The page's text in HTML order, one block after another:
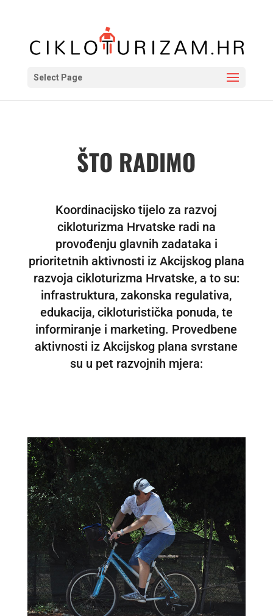
Select Page
ŠTO RADIMO
Koordinacijsko tijelo za razvoj
cikloturizma Hrvatske radi na
provođenju glavnih zadataka i
prioritetnih aktivnosti iz Akcijskog plana
razvoja cikloturizma Hrvatske, a to su:
infrastruktura, zakonska regulativa,
edukacija, cikloturistička ponuda, te
informiranje i marketing. Provedbene
aktivnosti iz Akcijskog plana svrstane
su u pet razvojnih mjera: